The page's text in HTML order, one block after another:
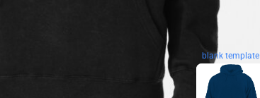
blank template